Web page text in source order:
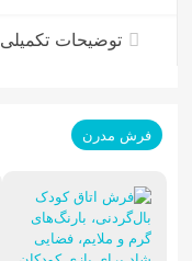
توضیحات تکمیلی
فرش مدرن